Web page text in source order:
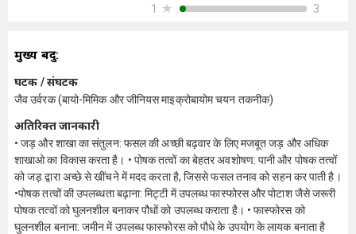
1
★ 3
मुख्य बिंदु:
घटक / संघटक
जैव उर्वरक (बायो-मिमिक और जीनियस माइक्रोबायोम चयन तकनीक)
अतिरिक्त जानकारी
• जड़ और शाखा का संतुलन: फसल की अच्छी बढ़वार के लिए मजबूत जड़ और अधिक
शाखाओ का विकास करता है। • पोषक तत्वों का बेहतर अवशोषण: पानी और पोषक तत्वों
को जड़ द्वारा अच्छे से खींचने में मदद करता है, जिससे फसल तनाव को सहन कर पाती है।
•पोषक तत्वों की उपलब्धता बढ़ाना: मिट्टी में उपलब्ध फास्फोरस और पोटाश जैसे जरूरी
पोषक तत्वों को घुलनशील बनाकर पौधों को उपलब्ध कराता है। • फास्फोरस को
घुलनशील बनाना: जमीन में उपलब्ध फास्फोरस को पौधे के उपयोग के लायक बनाता है